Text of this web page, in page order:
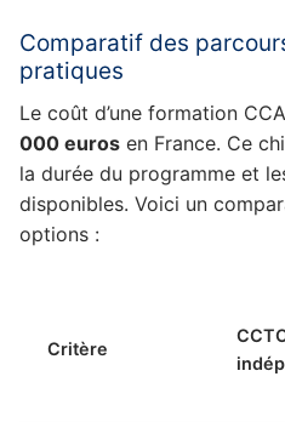
Comparatif des
pratiques
Le coût d’une formation
000 euros en France. Ce
la durée du programme et
disponibles. Voici un
options :
Critère